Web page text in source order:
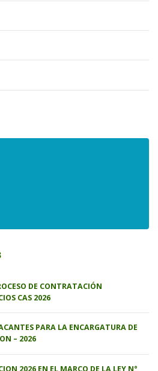
DE CONTRATACIÓN
CAS 2026
PARA LA ENCARGATURA DE
– 2026
2026 EN EL MARCO DE LA LEY N°